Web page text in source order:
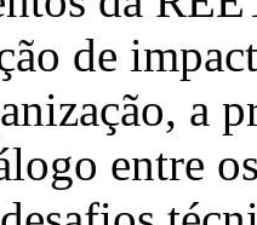
de
a
entre